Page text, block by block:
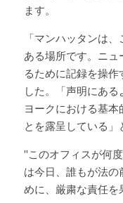
ます。
「マンハッタンは
ある場所です。ニ
るために記録を操
した。「声明にあ
ヨークにおける基本
とを露呈している」
"このオフィスが何
は今日、誰もが法
めに、厳粛な責任を